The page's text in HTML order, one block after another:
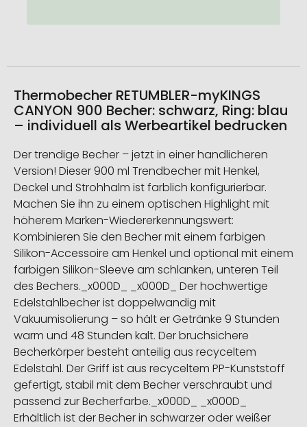
Thermobecher RETUMBLER-myKINGS
CANYON 900 Becher: schwarz, Ring: blau
– individuell als Werbeartikel bedrucken
Der trendige Becher – jetzt in einer handlicheren
Version! Dieser 900 ml Trendbecher mit Henkel,
Deckel und Strohhalm ist farblich konfigurierbar.
Machen Sie ihn zu einem optischen Highlight mit
höherem Marken-Wiedererkennungswert:
Kombinieren Sie den Becher mit einem farbigen
Silikon-Accessoire am Henkel und optional mit einem
farbigen Silikon-Sleeve am schlanken, unteren Teil
des Bechers._x000D_ _x000D_ Der hochwertige
Edelstahlbecher ist doppelwandig mit
Vakuumisolierung – so hält er Getränke 9 Stunden
warm und 48 Stunden kalt. Der bruchsichere
Becherkörper besteht anteilig aus recyceltem
Edelstahl. Der Griff ist aus recyceltem PP-Kunststoff
gefertigt, stabil mit dem Becher verschraubt und
passend zur Becherfarbe._x000D_ _x000D_
Erhältlich ist der Becher in schwarzer oder weißer